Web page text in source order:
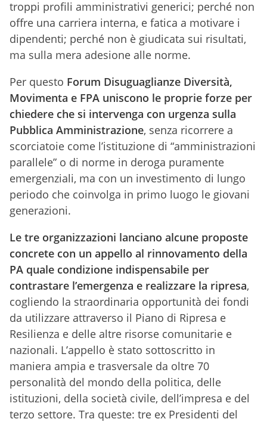
troppi profili amministrativi generici; perché non
offre una carriera interna, e fatica a motivare i
dipendenti; perché non è giudicata sui risultati,
ma sulla mera adesione alle norme.
Per questo Forum Disuguaglianze Diversità,
Movimenta e FPA uniscono le proprie forze per
chiedere che si intervenga con urgenza sulla
Pubblica Amministrazione, senza ricorrere a
scorciatoie come l’istituzione di “amministrazioni
parallele” o di norme in deroga puramente
emergenziali, ma con un investimento di lungo
periodo che coinvolga in primo luogo le giovani
generazioni.
Le tre organizzazioni lanciano alcune proposte
concrete con un appello al rinnovamento della
PA quale condizione indispensabile per
contrastare l’emergenza e realizzare la ripresa,
cogliendo la straordinaria opportunità dei fondi
da utilizzare attraverso il Piano di Ripresa e
Resilienza e delle altre risorse comunitarie e
nazionali. L’appello è stato sottoscritto in
maniera ampia e trasversale da oltre 70
personalità del mondo della politica, delle
istituzioni, della società civile, dell’impresa e del
terzo settore. Tra queste: tre ex Presidenti del